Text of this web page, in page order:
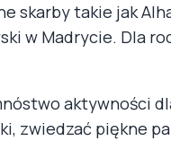
skarby takie jak
w Madrycie. Dla
aktywności
zwiedzać piękne